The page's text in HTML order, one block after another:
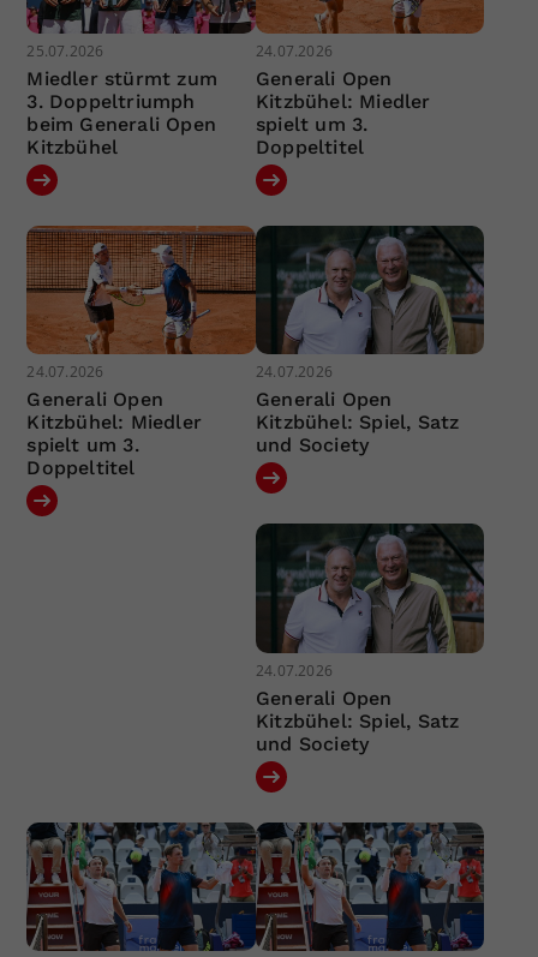
25.07.2026
Miedler stürmt zum
3. Doppeltriumph
beim Generali Open
Kitzbühel
24.07.2026
Generali Open
Kitzbühel: Miedler
spielt um 3.
Doppeltitel
24.07.2026
Generali Open
Kitzbühel: Miedler
spielt um 3.
Doppeltitel
24.07.2026
Generali Open
Kitzbühel: Spiel, Satz
und Society
24.07.2026
Generali Open
Kitzbühel: Spiel, Satz
und Society